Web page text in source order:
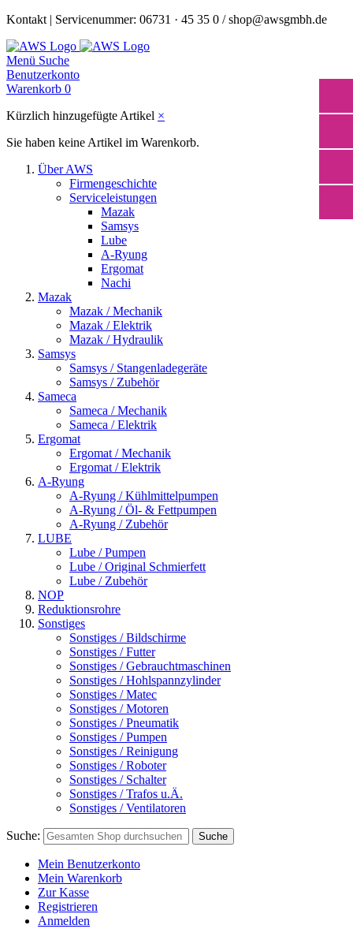
Kontakt | Servicenummer: 06731 · 45 35 0 / shop@awsgmbh.de
Menü Suche
Benutzerkonto
Warenkorb 0
Kürzlich hinzugefügte Artikel ×
Sie haben keine Artikel im Warenkorb.
Über AWS
Firmengeschichte
Serviceleistungen
Mazak
Samsys
Lube
A-Ryung
Ergomat
Nachi
Mazak
Mazak / Mechanik
Mazak / Elektrik
Mazak / Hydraulik
Samsys
Samsys / Stangenladegeräte
Samsys / Zubehör
Sameca
Sameca / Mechanik
Sameca / Elektrik
Ergomat
Ergomat / Mechanik
Ergomat / Elektrik
A-Ryung
A-Ryung / Kühlmittelpumpen
A-Ryung / Öl- & Fettpumpen
A-Ryung / Zubehör
LUBE
Lube / Pumpen
Lube / Original Schmierfett
Lube / Zubehör
NOP
Reduktionsrohre
Sonstiges
Sonstiges / Bildschirme
Sonstiges / Futter
Sonstiges / Gebrauchtmaschinen
Sonstiges / Hohlspannzylinder
Sonstiges / Matec
Sonstiges / Motoren
Sonstiges / Pneumatik
Sonstiges / Pumpen
Sonstiges / Reinigung
Sonstiges / Roboter
Sonstiges / Schalter
Sonstiges / Trafos u.Ä.
Sonstiges / Ventilatoren
Suche: Suche
Mein Benutzerkonto
Mein Warenkorb
Zur Kasse
Registrieren
Anmelden